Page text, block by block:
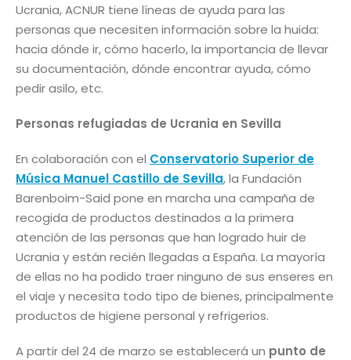
Ucrania, ACNUR tiene líneas de ayuda para las
personas que necesiten información sobre la huida:
hacia dónde ir, cómo hacerlo, la importancia de llevar
su documentación, dónde encontrar ayuda, cómo
pedir asilo, etc.
Personas refugiadas de Ucrania en Sevilla
En colaboración con el Conservatorio Superior de
Música Manuel Castillo de Sevilla, la Fundación
Barenboim-Said pone en marcha una campaña de
recogida de productos destinados a la primera
atención de las personas que han logrado huir de
Ucrania y están recién llegadas a España. La mayoría
de ellas no ha podido traer ninguno de sus enseres en
el viaje y necesita todo tipo de bienes, principalmente
productos de higiene personal y refrigerios.
A partir del 24 de marzo se establecerá un punto de